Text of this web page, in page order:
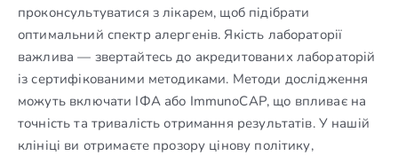
проконсультуватися з лікарем, щоб підібрати
оптимальний спектр алергенів. Якість лабораторії
важлива — звертайтесь до акредитованих лабораторій
із сертифікованими методиками. Методи дослідження
можуть включати ІФА або ImmunoCAP, що впливає на
точність та тривалість отримання результатів. У нашій
клініці ви отримаєте прозору цінову політику,